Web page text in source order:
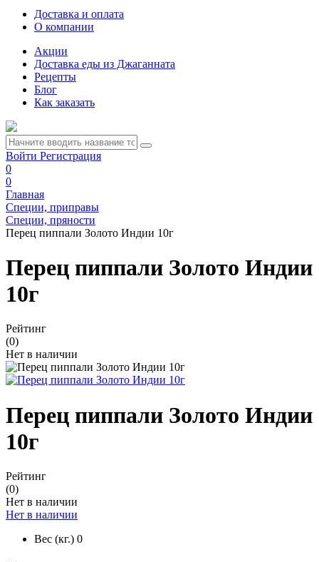
Доставка и оплата
О компании
Акции
Доставка еды из Джаганната
Рецепты
Блог
Как заказать
Войти Регистрация
0
0
Главная
Специи, приправы
Специи, пряности
Перец пиппали Золото Индии 10г
Перец пиппали Золото Индии
10г
Рейтинг
(0)
Нет в наличии
Перец пиппали Золото Индии
10г
Рейтинг
(0)
Нет в наличии
Нет в наличии
Вес (кг.) 0